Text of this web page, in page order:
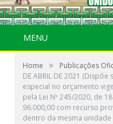
MENU
Home » Publicações
DE ABRIL DE 2021
especial no orçamento
pela Lei Nº 245/2020, de
96.000,00 com recurso
dentro da mesma unidade